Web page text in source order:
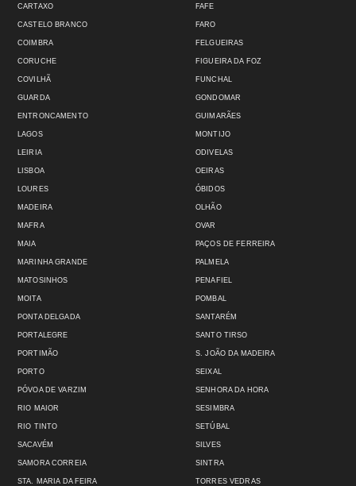
CARTAXO
CASTELO BRANCO
COIMBRA
CORUCHE
COVILHÃ
GUARDA
ENTRONCAMENTO
FAFE
FARO
FELGUEIRAS
FIGUEIRA DA FOZ
FUNCHAL
GONDOMAR
GUIMARÃES
LAGOS
LEIRIA
LISBOA
LOURES
MADEIRA
MAFRA
MAIA
MARINHA GRANDE
MATOSINHOS
MOITA
MONTIJO
ODIVELAS
OEIRAS
ÓBIDOS
OLHÃO
OVAR
PAÇOS DE FERREIRA
PALMELA
PENAFIEL
POMBAL
PONTA DELGADA
PORTALEGRE
PORTIMÃO
PORTO
PÓVOA DE VARZIM
RIO MAIOR
RIO TINTO
SACAVÉM
SAMORA CORREIA
STA. MARIA DA FEIRA
SANTARÉM
SANTO TIRSO
S. JOÃO DA MADEIRA
SEIXAL
SENHORA DA HORA
SESIMBRA
SETÚBAL
SILVES
SINTRA
TORRES VEDRAS